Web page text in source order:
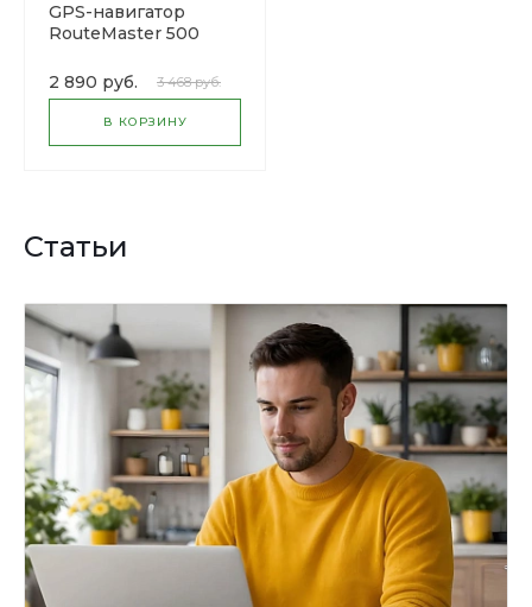
GPS-навигатор
RouteMaster 500
2 890 руб. 3 468 руб.
В КОРЗИНУ
Статьи